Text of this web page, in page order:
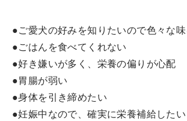
●ご愛犬の好みを知りたいので色々な
●ごはんを食べてくれない
●好き嫌いが多く、栄養の偏りが心配
●胃腸が弱い
●身体を引き締めたい
●妊娠中なので、確実に栄養補給したい